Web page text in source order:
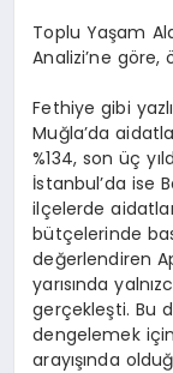
Toplu Yaşam
Analizi’ne göre,
Fethiye gibi
Muğla’da
%134, son üç
İstanbul’da ise
ilçelerde
bütçelerinde
değerlendiren
yarısında
gerçekleşti. Bu
dengelemek
arayışında